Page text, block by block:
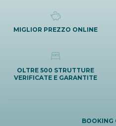
MIGLIOR PREZZO ONLINE
OLTRE 500 STRUTTURE
VERIFICATE E GARANTITE
BOOKING